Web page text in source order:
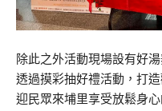
除此之外活動現場設有好
透過摸彩抽好禮活動，打
迎民眾來埔里享受放鬆身